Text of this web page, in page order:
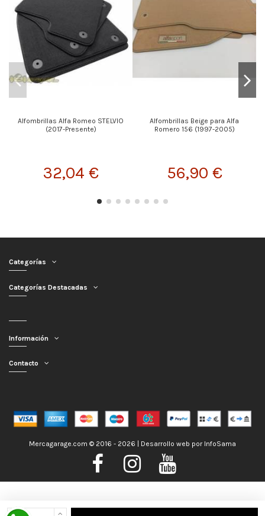
Nos encontramos de Vacaciones, no obstante los pedidos hechos se
Alfombrillas Alfa Romeo STELVIO
(2017-Presente)
32,04 €
Alfombrillas Beige para Alfa
Romero 156 (1997-2005)
56,90 €
Categorías
Categorías Destacadas
Información
Contacto
Mercagarage.com © 2016 - 2026 | Desarrollo web por InfoSama